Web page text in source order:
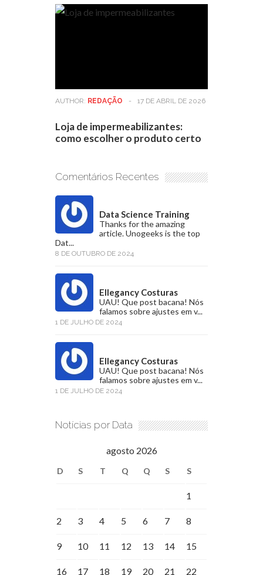
AUTHOR: REDAÇÃO - 17 DE ABRIL DE 2026
Loja de impermeabilizantes:
como escolher o produto certo
Comentários Recentes
Data Science Training
Thanks for the amazing
article. Unogeeks is the top
Dat...
8 DE OUTUBRO DE 2024
Ellegancy Costuras
UAU! Que post bacana! Nós
falamos sobre ajustes em v...
1 DE JULHO DE 2024
Ellegancy Costuras
UAU! Que post bacana! Nós
falamos sobre ajustes em v...
1 DE JULHO DE 2024
Notícias por Data
agosto 2026
D S T Q Q S S
1
2 3 4 5 6 7 8
9 10 11 12 13 14 15
16 17 18 19 20 21 22